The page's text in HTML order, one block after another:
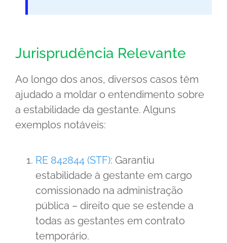
Jurisprudência Relevante
Ao longo dos anos, diversos casos têm
ajudado a moldar o entendimento sobre
a estabilidade da gestante. Alguns
exemplos notáveis:
RE 842844 (STF): Garantiu
estabilidade à gestante em cargo
comissionado na administração
pública – direito que se estende a
todas as gestantes em contrato
temporário.